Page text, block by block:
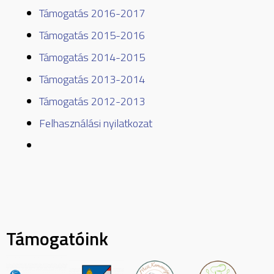
Támogatás 2016-2017
Támogatás 2015-2016
Támogatás 2014-2015
Támogatás 2013-2014
Támogatás 2012-2013
Felhasználási nyilatkozat
Támogatóink